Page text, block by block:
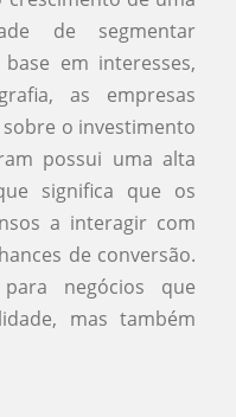
de segmentar
em interesses,
as empresas
o investimento
possui uma alta
significa que os
a interagir com
de conversão.
negócios que
mas também